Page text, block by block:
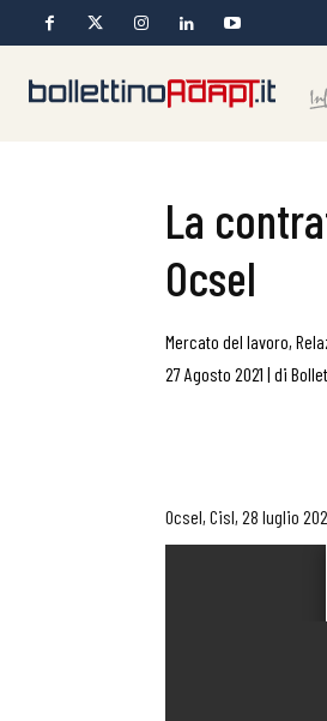
La
Ocsel
Mercato del lavoro,
27 Agosto 2021 | di
Ocsel, Cisl, 28 luglio